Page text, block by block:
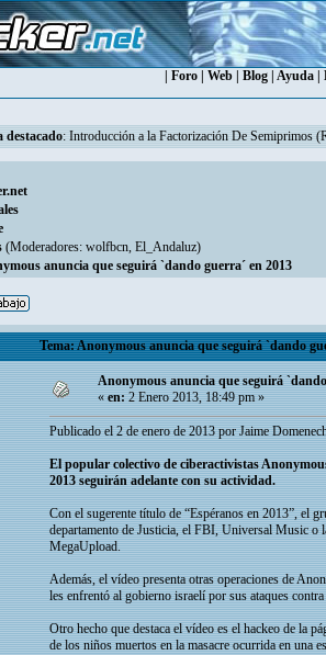
Foro Web Blog Ayuda
destacado: Introducción a la Factorización De Semiprimos
(Moderadores: wolfbcn, El_Andaluz)
anuncia que seguirá `dando guerra´ en 2013
Tema: Anonymous anuncia que seguirá `dando
Anonymous anuncia que seguirá
«en:2 Enero 2013, 18:49 pm »
Publicado el 2 de enero de 2013 por Jaime
El popular colectivo de ciberactivistas
2013 seguirán adelante con su actividad.
Con el sugerente título de “Espéranos en 2013”, el
departamento de Justicia, el FBI, Universal Music o
MegaUpload.
Además, el vídeo presenta otras operaciones de
les enfrentó al gobierno israelí por sus ataques
Otro hecho que destaca el vídeo es el hackeo de la
de los niños muertos en la masacre ocurrida en una